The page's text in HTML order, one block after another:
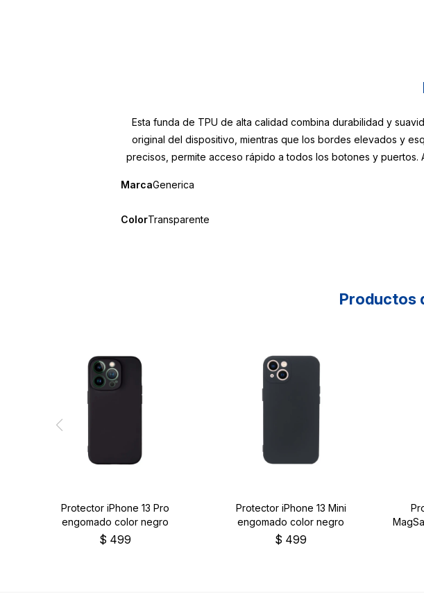
Esta funda de TPU de alta calidad combina durabilidad y
original del dispositivo, mientras que los bordes elevados y
precisos, permite acceso rápido a todos los botones y puertos.
MarcaGenerica
ColorTransparente
Productos
Protector iPhone 13 Pro
engomado color negro
$ 499
Protector iPhone 13 Mini
engomado color negro
$ 499